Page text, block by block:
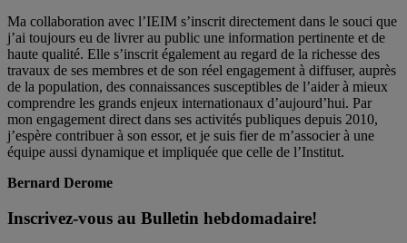
Ma collaboration avec l’IEIM s’inscrit directement dans le souci que
j’ai toujours eu de livrer au public une information pertinente et de
haute qualité. Elle s’inscrit également au regard de la richesse des
travaux de ses membres et de son réel engagement à diffuser, auprès
de la population, des connaissances susceptibles de l’aider à mieux
comprendre les grands enjeux internationaux d’aujourd’hui. Par
mon engagement direct dans ses activités publiques depuis 2010,
j’espère contribuer à son essor, et je suis fier de m’associer à une
équipe aussi dynamique et impliquée que celle de l’Institut.
Bernard Derome
Inscrivez-vous au Bulletin hebdomadaire!